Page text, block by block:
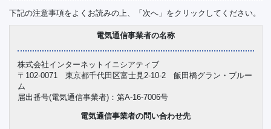
下記の注意事項をよくお読みの上、「次へ」をクリックしてください。
電気通信事業者の名称
株式会社インターネットイニシアティブ
〒102-0071 東京都千代田区富士見2-10-2 飯田橋グラン・ブルー
ム
届出番号(電気通信事業者)：第A-16-7006号
電気通信事業者の問い合わせ先